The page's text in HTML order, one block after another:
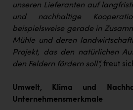
unseren Lieferanten auf
und nachhaltige
beispielsweise gerade in
Mühle und deren
Projekt, das den natürlichen
den Feldern fördern soll“, freut
Umwelt, Klima und
Unternehmensmerkmale